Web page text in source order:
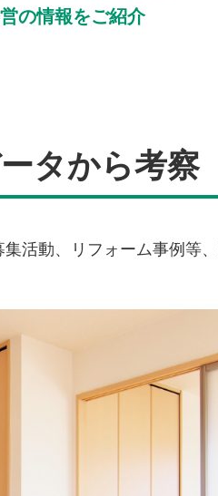
の情報をご紹介
タから考察
活動、リフォーム事例等